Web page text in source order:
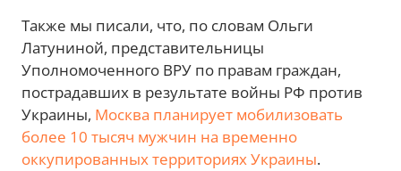
Также мы писали, что, по словам Ольги
Латуниной, представительницы
Уполномоченного ВРУ по правам граждан,
пострадавших в результате войны РФ против
Украины, Москва планирует мобилизовать
более 10 тысяч мужчин на временно
оккупированных территориях Украины.